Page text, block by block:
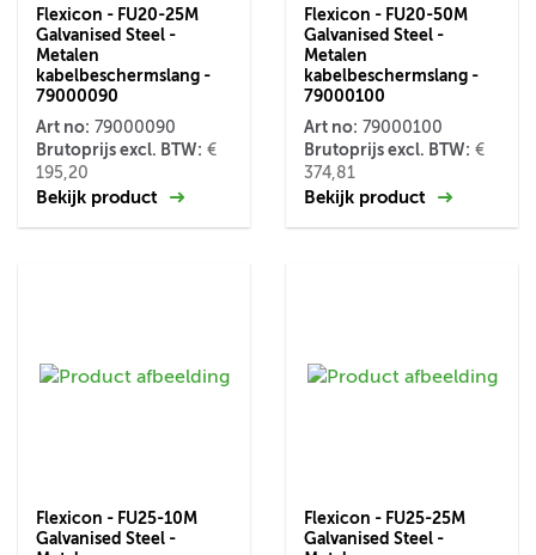
Flexicon - FU20-25M
Galvanised Steel -
Metalen
kabelbeschermslang -
79000090
Art no: 79000090
Brutoprijs excl. BTW: €
195,20
Bekijk product
Flexicon - FU20-50M
Galvanised Steel -
Metalen
kabelbeschermslang -
79000100
Art no: 79000100
Brutoprijs excl. BTW: €
374,81
Bekijk product
Flexicon - FU25-10M
Galvanised Steel -
Flexicon - FU25-25M
Galvanised Steel -